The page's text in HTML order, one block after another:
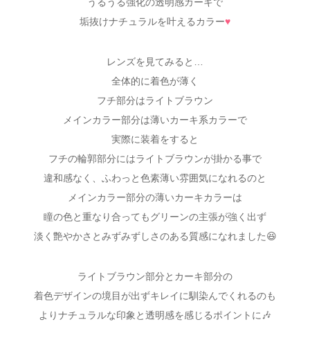
垢抜けナチュラルを叶えるカラー♥
レンズを見てみると…
全体的に着色が薄く
フチ部分はライトブラウン
メインカラー部分は薄いカーキ系カラーで
実際に装着をすると
フチの輪郭部分にはライトブラウンが掛かる事で
違和感なく、ふわっと色素薄い雰囲気になれるのと
メインカラー部分の薄いカーキカラーは
瞳の色と重なり合ってもグリーンの主張が強く出ず
淡く艶やかさとみずみずしさのある質感になれました😆
ライトブラウン部分とカーキ部分の
着色デザインの境目が出ずキレイに馴染んでくれるのも
よりナチュラルな印象と透明感を感じるポイントに🎶